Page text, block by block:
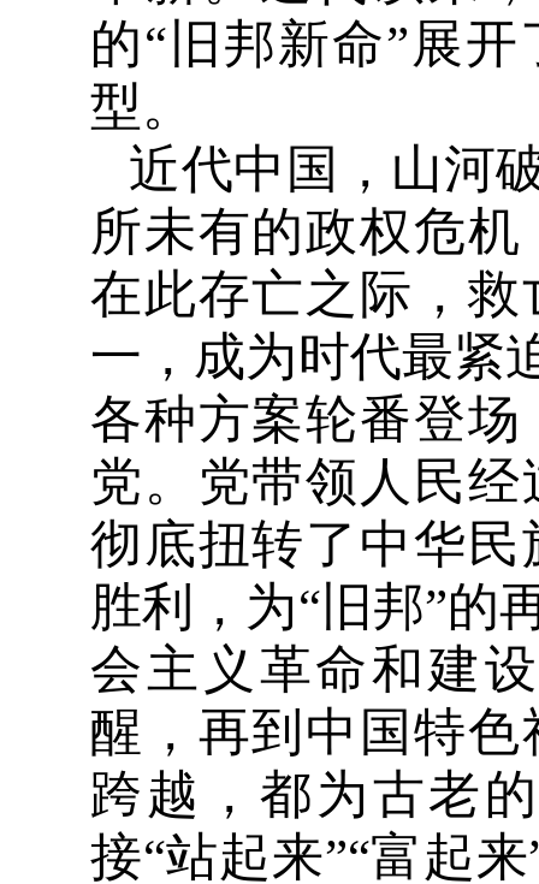
的“旧邦新命”展
型。
近代中国，山河
所未有的政权危
在此存亡之际，
一，成为时代最紧
各种方案轮番登
党。党带领人民
彻底扭转了中华
胜利，为“旧邦”的
会主义革命和建
醒，再到中国特
跨越，都为古老
接“站起来”“富起